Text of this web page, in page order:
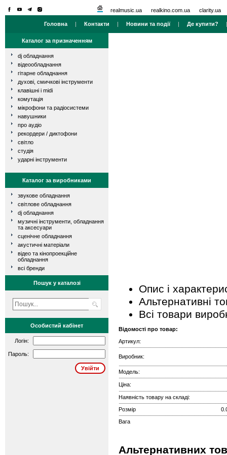
realmusic.ua realkino.com.ua clarity.ua
Головна | Контакти | Новини та події| Де купити?
Каталог за призначенням
dj обладнання
відеообладнання
гітарне обладнання
духові, смичкові інструменти
клавішні і midi
комутація
мікрофони та радіосистеми
навушники
про аудіо
рекордери / диктофони
світло
студія
ударні інструменти
Каталог за виробниками
звукове обладнання
світлове обладнання
dj обладнання
музичні інструменти, обладнання
та аксесуари
сценічне обладнання
акустичні матеріали
відео та кінопроекційне
обладнання
всі бренди
Пошук у каталозі
Особистий кабінет
Логін:
Пароль:
Опис і
Альтернативні
Всі товари
Відомості про товар:
Артикул:
Виробник:
Модель:
Ціна:
Наявність товару на складі:
Розмір
Вага
Альтернативних